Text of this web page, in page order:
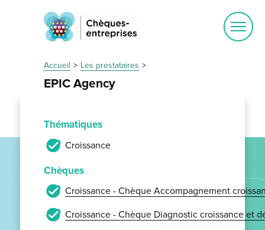
Accueil Les prestataires
EPIC Agency
Thématiques
Croissance
Chèques
Croissance - Chèque Accompagnement
Croissance - Chèque Diagnostic croissance et
Ouvrir
le